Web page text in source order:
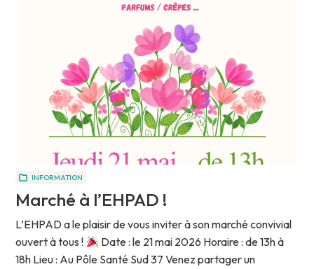
INFORMATION
Marché à l’EHPAD !
L’EHPAD a le plaisir de vous inviter à son marché convivial
ouvert à tous !
Date : le 21 mai 2026 Horaire : de 13h à
18h Lieu : Au Pôle Santé Sud 37 Venez partager un